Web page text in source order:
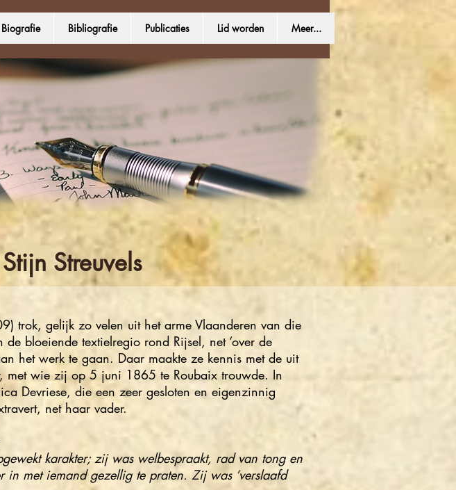
Biografie Bibliografie Publicaties Lid worden Meer...
Streuvels
trok, gelijk zo velen uit het arme Vlaanderen van die
bloeiende textielregio rond Rijsel, net ‘over de
het werk te gaan. Daar maakte ze kennis met de uit
met wie zij op 5 juni 1865 te Roubaix trouwde. In
Devriese, die een zeer gesloten en eigenzinnig
net haar vader.
karakter; zij was welbespraakt, rad van tong en
in met iemand gezellig te praten. Zij was ‘verslaafd